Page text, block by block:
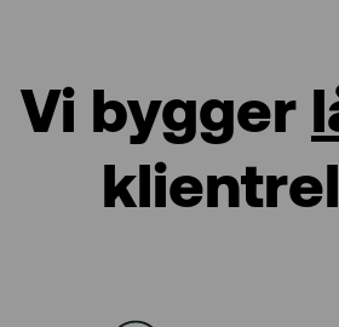
Vi bygger